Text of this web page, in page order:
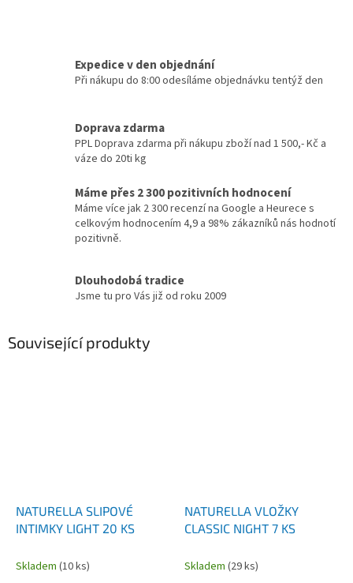
Expedice v den objednání
Při nákupu do 8:00 odesíláme objednávku tentýž den
Doprava zdarma
PPL Doprava zdarma při nákupu zboží nad 1 500,- Kč a
váze do 20ti kg
Máme přes 2 300 pozitivních hodnocení
Máme více jak 2 300 recenzí na Google a Heurece s
celkovým hodnocením 4,9 a 98% zákazníků nás hodnotí
pozitivně.
Dlouhodobá tradice
Jsme tu pro Vás již od roku 2009
Související produkty
NATURELLA SLIPOVÉ
INTIMKY LIGHT 20 KS
Skladem (10 ks)
NATURELLA VLOŽKY
CLASSIC NIGHT 7 KS
Skladem (29 ks)